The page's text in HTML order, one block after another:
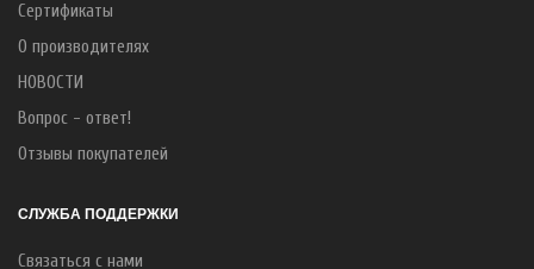
Сертификаты
О производителях
НОВОСТИ
Вопрос - ответ!
Отзывы покупателей
СЛУЖБА ПОДДЕРЖКИ
Связаться с нами